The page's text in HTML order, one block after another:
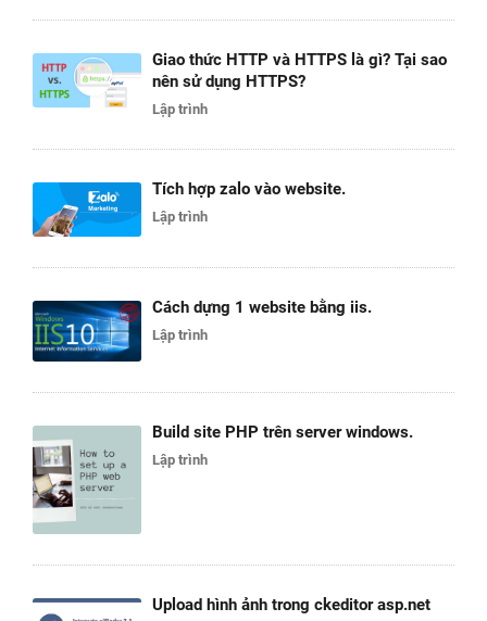
Giao thức HTTP và HTTPS là gì? Tại sao
nên sử dụng HTTPS?
Lập trình
Tích hợp zalo vào website.
Lập trình
Cách dựng 1 website bằng iis.
Lập trình
Build site PHP trên server windows.
Lập trình
Upload hình ảnh trong ckeditor asp.net